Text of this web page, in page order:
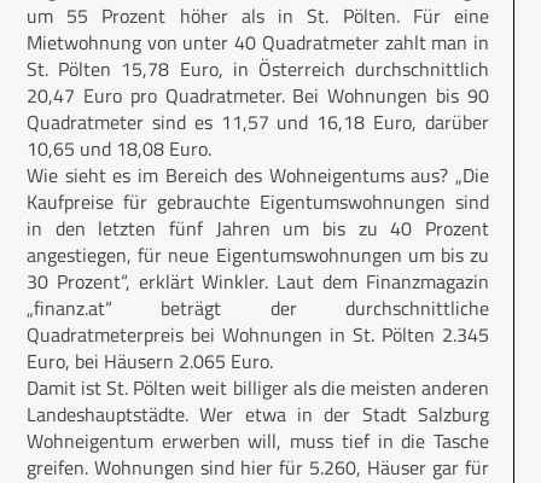
um 55 Prozent höher als in St. Pölten. Für eine
Mietwohnung von unter 40 Quadratmeter zahlt man in
St. Pölten 15,78 Euro, in Österreich durchschnittlich
20,47 Euro pro Quadratmeter. Bei Wohnungen bis 90
Quadratmeter sind es 11,57 und 16,18 Euro, darüber
10,65 und 18,08 Euro.
Wie sieht es im Bereich des Wohneigentums aus? „Die
Kaufpreise für gebrauchte Eigentumswohnungen sind
in den letzten fünf Jahren um bis zu 40 Prozent
angestiegen, für neue Eigentumswohnungen um bis zu
30 Prozent“, erklärt Winkler. Laut dem Finanzmagazin
„finanz.at“ beträgt der durchschnittliche
Quadratmeterpreis bei Wohnungen in St. Pölten 2.345
Euro, bei Häusern 2.065 Euro.
Damit ist St. Pölten weit billiger als die meisten anderen
Landeshauptstädte. Wer etwa in der Stadt Salzburg
Wohneigentum erwerben will, muss tief in die Tasche
greifen. Wohnungen sind hier für 5.260, Häuser gar für